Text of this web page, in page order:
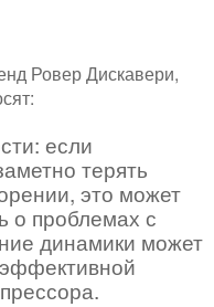
Ровер Дискавери,
если
терять
это может
о проблемах с
динамики может